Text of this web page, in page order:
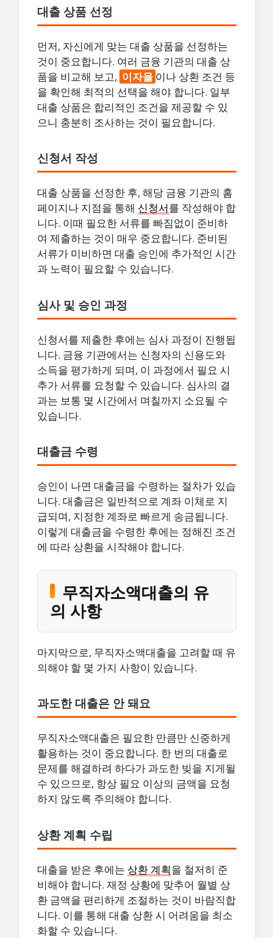
대출 상품 선정
먼저, 자신에게 맞는 대출 상품을 선정하는
것이 중요합니다. 여러 금융 기관의 대출 상
품을 비교해 보고, 이자율 이나 상환 조건 등
을 확인해 최적의 선택을 해야 합니다. 일부
대출 상품은 합리적인 조건을 제공할 수 있
으니 충분히 조사하는 것이 필요합니다.
신청서 작성
대출 상품을 선정한 후, 해당 금융 기관의 홈
페이지나 지점을 통해 신청서를 작성해야 합
니다. 이때 필요한 서류를 빠짐없이 준비하
여 제출하는 것이 매우 중요합니다. 준비된
서류가 미비하면 대출 승인에 추가적인 시간
과 노력이 필요할 수 있습니다.
심사 및 승인 과정
신청서를 제출한 후에는 심사 과정이 진행됩
니다. 금융 기관에서는 신청자의 신용도와
소득을 평가하게 되며, 이 과정에서 필요 시
추가 서류를 요청할 수 있습니다. 심사의 결
과는 보통 몇 시간에서 며칠까지 소요될 수
있습니다.
대출금 수령
승인이 나면 대출금을 수령하는 절차가 있습
니다. 대출금은 일반적으로 계좌 이체로 지
급되며, 지정한 계좌로 빠르게 송금됩니다.
이렇게 대출금을 수령한 후에는 정해진 조건
에 따라 상환을 시작해야 합니다.
무직자소액대출의 유
의 사항
마지막으로, 무직자소액대출을 고려할 때 유
의해야 할 몇 가지 사항이 있습니다.
과도한 대출은 안 돼요
무직자소액대출은 필요한 만큼만 신중하게
활용하는 것이 중요합니다. 한 번의 대출로
문제를 해결하려 하다가 과도한 빚을 지게될
수 있으므로, 항상 필요 이상의 금액을 요청
하지 않도록 주의해야 합니다.
상환 계획 수립
대출을 받은 후에는 상환 계획을 철저히 준
비해야 합니다. 재정 상황에 맞추어 월별 상
환 금액을 편리하게 조절하는 것이 바람직합
니다. 이를 통해 대출 상환 시 어려움을 최소
화할 수 있습니다.